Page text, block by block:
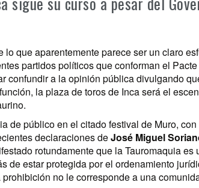
lo que aparentemente parece ser un claro
partidos políticos que conforman el
confundir a la opinión pública divulgando
la plaza de toros de Inca será el
de público en el citado festival de Muro,
declaraciones deJosé Miguel
rotundamente que la Tauromaquia es
de estar protegida por el ordenamiento
no le corresponde a una